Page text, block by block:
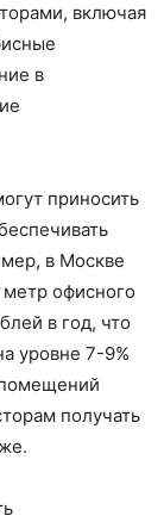
включая
в
приносить
в Москве
метр офисного
в год, что
уровне 7-9%
получать